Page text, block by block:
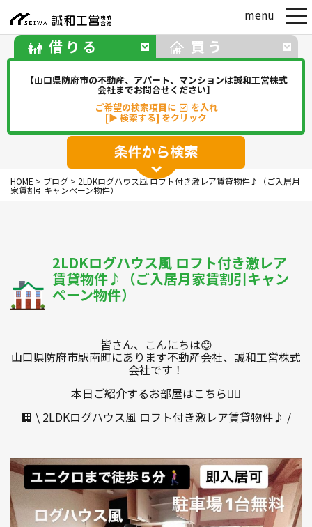
借りる 買う
【山口県防府市の不動産、アパート、マンションは誠和工営株式
会社までお問合せください】
ご希望の検索項目に
を入れ
[▶ 検索する] をクリック
アパート マンション
一戸建て
駐車場
事務所・店舗・倉庫
華浦 華城 牟礼
松崎
新田
勝間 佐波
中関
その他
1R〜1LDK 2K〜2LDK
3K〜3LDK
HOME > ブログ > 2LDKログハウス風 ロフト付き激レア賃貸物件♪（ご入居月
家賃割引キャンペーン物件）
2LDKログハウス風 ロフト付き激レア
賃貸物件♪（ご入居月家賃割引キャン
ペーン物件）
皆さん、こんにちは😊
山口県防府市駅南町にあります不動産会社、誠和工営株式
会社です！
本日ご紹介するお部屋はこちら💁‍♀️
🏢 \ 2LDKログハウス風 ロフト付き激レア賃貸物件♪ /
menu t
o
g
l
i
g
i
o